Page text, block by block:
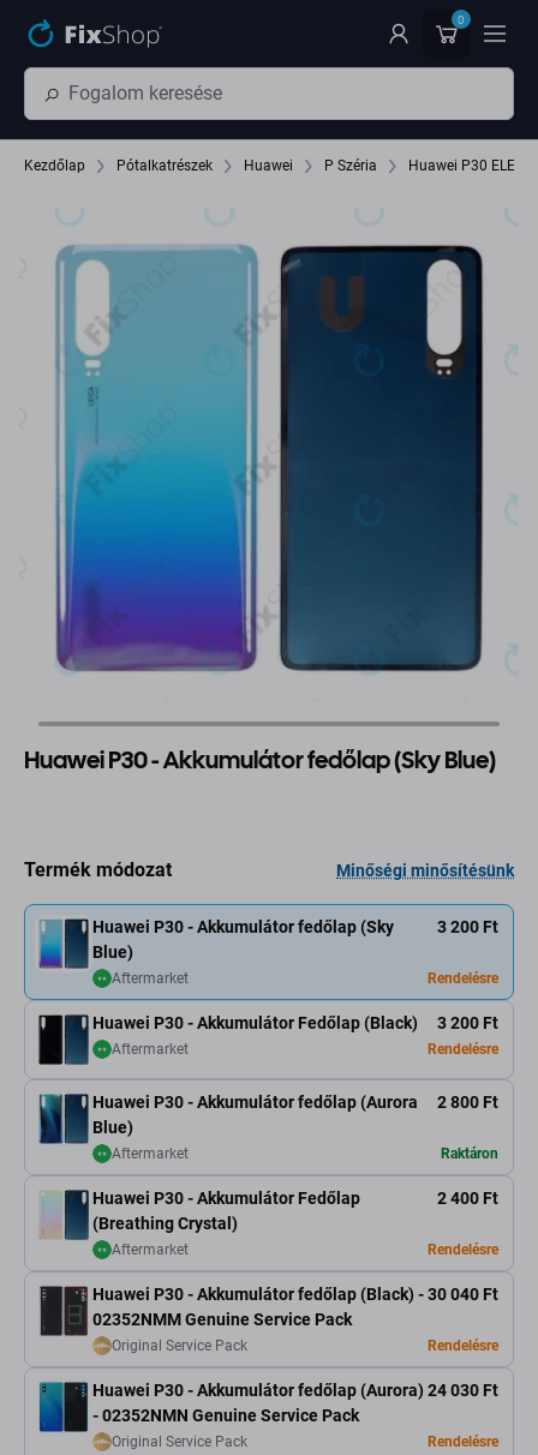
0
Kezdőlap Pótalkatrészek Huawei P Széria Huawei P30 ELE-
Huawei P30 - Akkumulátor fedőlap (Sky Blue)
Termék módozat Minőségi minősítésünk
Huawei P30 - Akkumulátor Fedőlap (Black) 3 200 Ft
Aftermarket Rendelésre
Huawei P30 - Akkumulátor fedőlap (Sky
Blue)
3 200 Ft
Aftermarket Rendelésre
Huawei P30 - Akkumulátor fedőlap (Aurora
Blue)
2 800 Ft
Aftermarket Raktáron
Huawei P30 - Akkumulátor Fedőlap
(Breathing Crystal)
2 400 Ft
Aftermarket Rendelésre
Huawei P30 - Akkumulátor fedőlap (Black) -
02352NMM Genuine Service Pack
30 040 Ft
Original Service Pack Rendelésre
Huawei P30 - Akkumulátor fedőlap (Aurora)
- 02352NMN Genuine Service Pack
24 030 Ft
Original Service Pack Rendelésre